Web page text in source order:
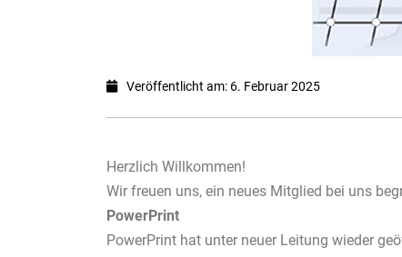
Veröffentlicht am: 6. Februar 2025
Herzlich Willkommen!
Wir freuen uns, ein neues Mitglied bei uns
PowerPrint
PowerPrint hat unter neuer Leitung wieder